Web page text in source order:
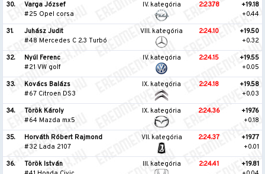
30.
Varga József
#25 Opel corsa
IV. kategória 2:23.78
+19.18
+0.44
31.
Juhász Judit
#48 Mercedes C 2.3 Turbó
VIII. kategória 2:24.10
+19.50
+0.32
32.
Nyúl Ferenc
#21 VW golf
IV. kategória 2:24.15
+19.55
+0.05
33.
Kovács Balázs
#67 Citroen DS3
IX. kategória 2:24.18
+19.58
+0.03
34.
Török Károly
#64 Mazda mx5
IX. kategória 2:24.36
+19.76
+0.18
35.
Horváth Róbert Rajmond
#32 Lada 2107
VII. kategória 2:24.37
+19.77
+0.01
36.
Török István
III. kategória 2:24.41
+19.81